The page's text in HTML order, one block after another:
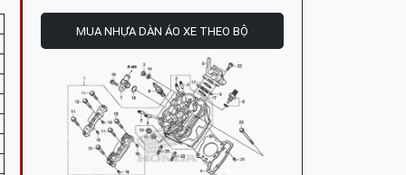
MUA NHỰA DÀN ÁO XE THEO BỘ